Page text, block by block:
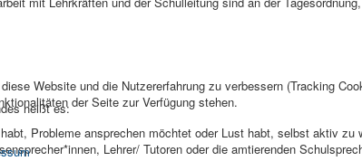
heißt es:
Probleme ansprechen möchtet oder Lust habt, selbst aktiv zu
Lehrer/ Tutoren oder die amtierenden
Website und die Nutzererfahrung zu verbessern (Tracking
der Seite zur Verfügung stehen.